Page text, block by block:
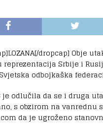
dropcap] Obje
reprezentacija Srbije i
odbojkaška
je odlučila da se i druga
s obzirom na
da je ugroženo